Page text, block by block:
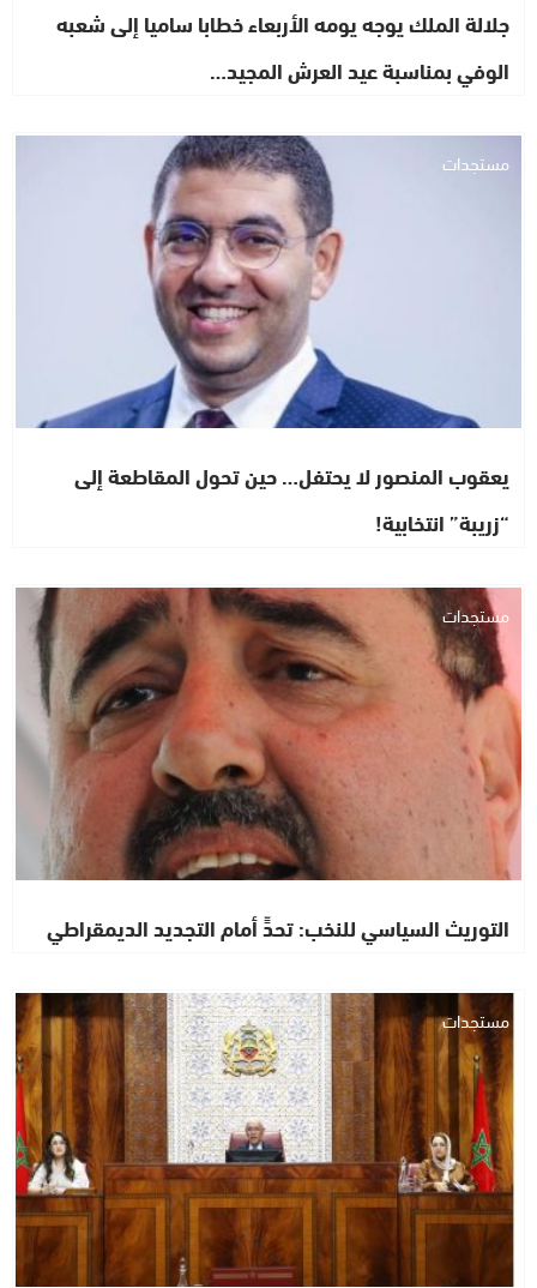
جلالة الملك يوجه يومه الأربعاء خطابا ساميا إلى شعبه
الوفي بمناسبة عيد العرش المجيد…
مستجدات
يعقوب المنصور لا يحتفل… حين تحول المقاطعة إلى
“زريبة” انتخابية!
مستجدات
التوريث السياسي للنخب: تحدٍّ أمام التجديد الديمقراطي
مستجدات